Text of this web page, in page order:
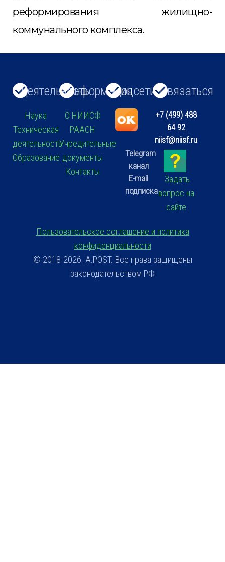
реформирования жилищно-
коммунального комплекса.
Деятельность
Наука
Техническая
деятельность
Образование
Информация
О НИИСФ
РААСН
Учредительные
документы
Контакты
Соцсети
Telegram
канал
E-mail
подписка
Связаться
+7 (499) 488
64 92
niisf@niisf.ru
Задать
вопрос на
сайте
Пользовательское соглашение и политика
конфиденциальности
© 2018-2026. A.POST. Все права защищены
законодательством РФ